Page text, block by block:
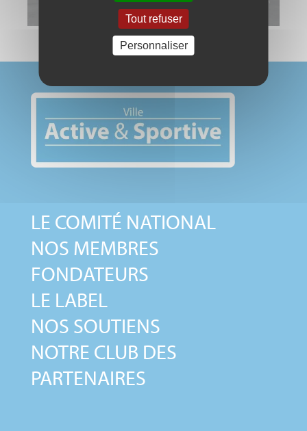
LE COMITÉ NATIONAL
NOS MEMBRES
FONDATEURS
LE LABEL
NOS SOUTIENS
NOTRE CLUB DES
PARTENAIRES
Tout refuser
Personnaliser